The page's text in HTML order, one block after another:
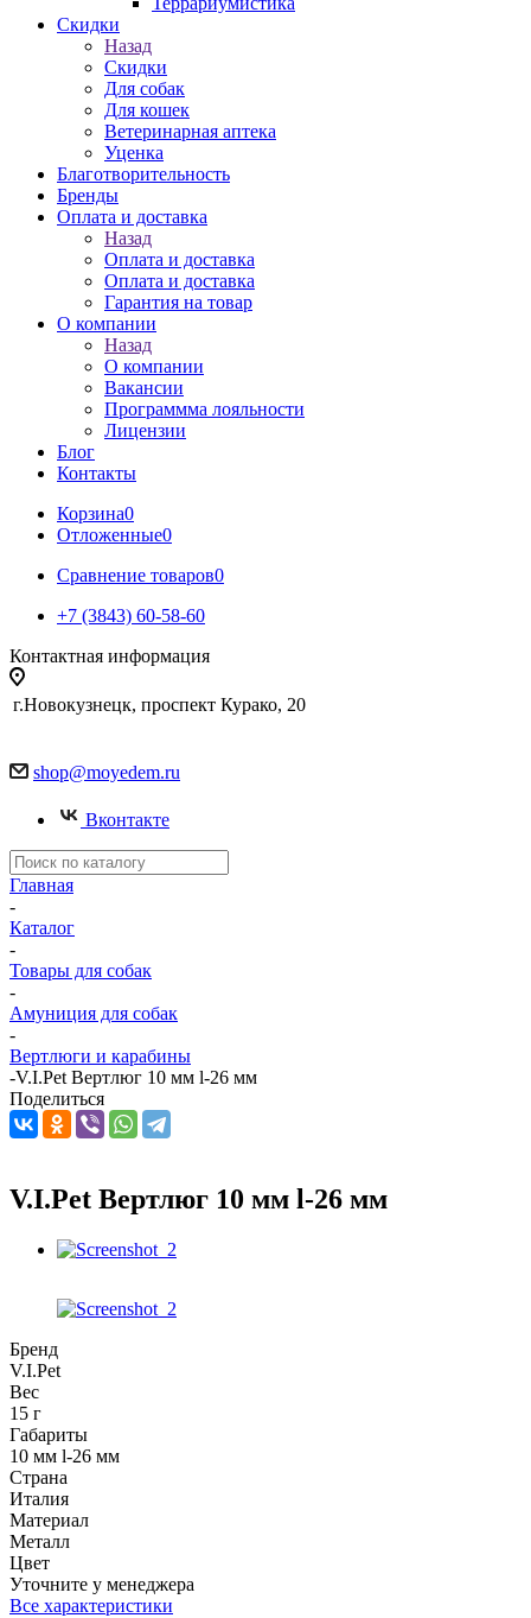
Скидки
Назад
Скидки
Для собак
Для кошек
Ветеринарная аптека
Уценка
Благотворительность
Бренды
Оплата и доставка
Назад
Оплата и доставка
Оплата и доставка
Гарантия на товар
О компании
Назад
О компании
Вакансии
Программма лояльности
Лицензии
Блог
Контакты
Корзина0
Отложенные0
Сравнение товаров0
+7 (3843) 60-58-60
Контактная информация
г.Новокузнецк, проспект Курако, 20
shop@moyedem.ru
Вконтакте
Главная
-
Каталог
-
Товары для собак
-
Амуниция для собак
-
Вертлюги и карабины
-V.I.Pet Вертлюг 10 мм l-26 мм
Поделиться
V.I.Pet Вертлюг 10 мм l-26 мм
Бренд
V.I.Pet
Вес
15 г
Габариты
10 мм l-26 мм
Страна
Италия
Материал
Металл
Цвет
Уточните у менеджера
Все характеристики